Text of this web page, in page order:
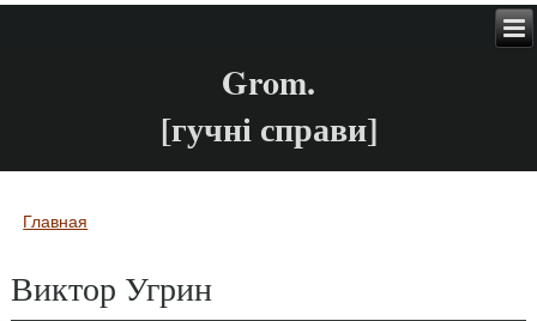
Grom.
[гучні справи]
Вы здесь
Главная
Виктор Угрин